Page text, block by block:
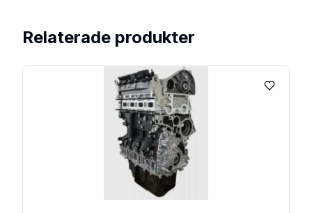
Relaterade produkter
Lägg till